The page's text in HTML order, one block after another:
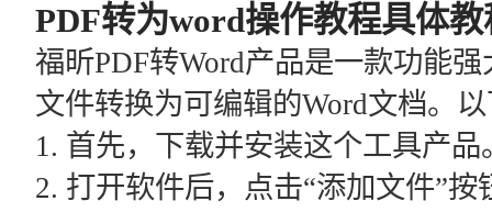
PDF转为word操作教程具体
福昕PDF转Word产品是一款功能
文件转换为可编辑的Word文档。
1. 首先，下载并安装这个工具产品
2. 打开软件后，点击“添加文件”